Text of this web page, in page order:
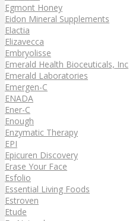
Egmont Honey
Eidon Mineral Supplements
Elactia
Elizavecca
Embryolisse
Emerald Health Bioceuticals, Inc
Emerald Laboratories
Emergen-C
ENADA
Ener-C
Enough
Enzymatic Therapy
EPI
Epicuren Discovery
Erase Your Face
Esfolio
Essential Living Foods
Estroven
Etude